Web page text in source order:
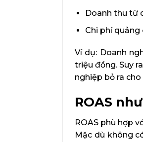
Doanh thu từ
Chi phí
Ví dụ: Doanh
triệu đồng. Suy
nghiệp bỏ ra
ROAS
ROAS phù hợp
Mặc dù không